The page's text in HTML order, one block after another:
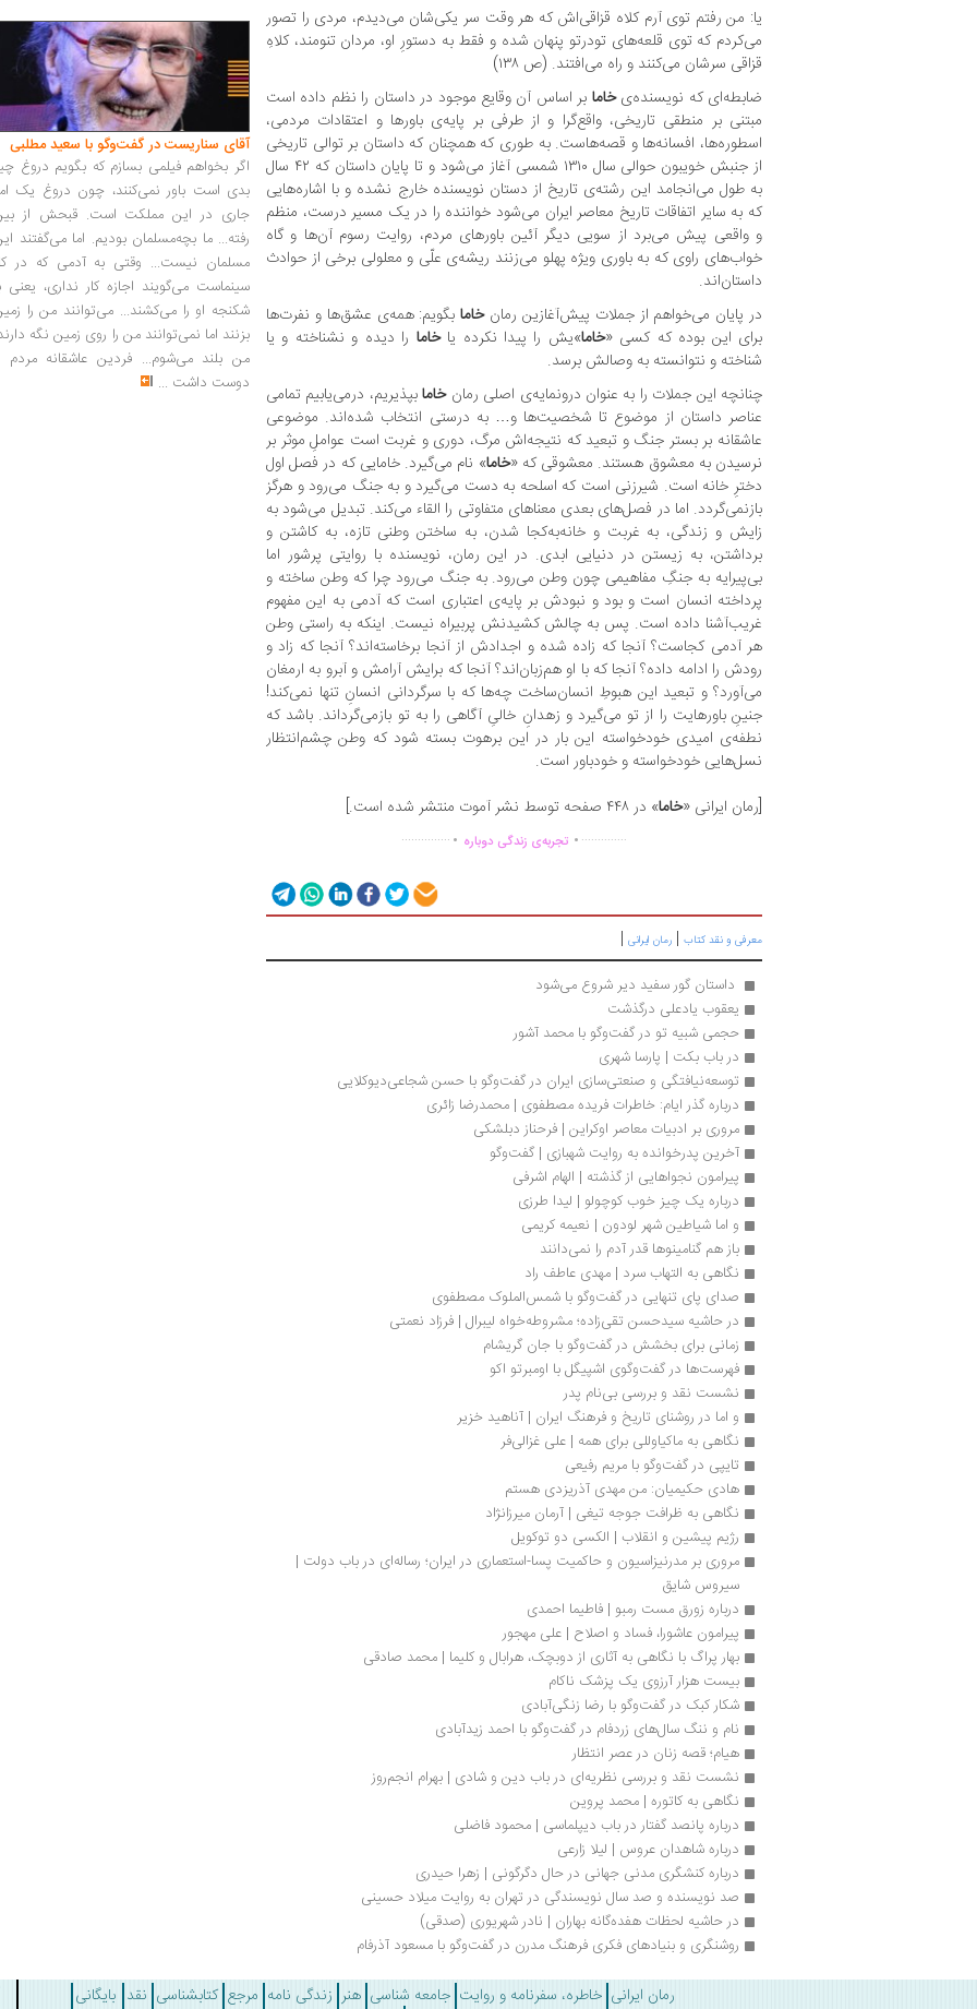
یا: من رفتم توی آرم کلاه قزاقی‌اش که هر وقت سر یکی‌شان می‌دیدم، مردی را تصور
می‌کردم که توی قلعه‌های تودرتو پنهان شده و فقط به دستورِ او، مردان تنومند، کلاهِ
قزاقی سرشان می‌کنند و راه می‌افتند. (ص ۱۳۸)
ضابطه‌ای که نویسنده‌یخاما بر اساس آن وقایع موجود در داستان را نظم داده است
مبتنی بر منطقی تاریخی، واقع‌گرا و از طرفی بر پایه‌ی باورها و اعتقادات مردمی،
اسطوره‌ها، افسانه‌ها و قصه‌هاست. به طوری که همچنان که داستان بر توالی تاریخی
از جنبش خویبون حوالی سال ۱۳۱۰ شمسی آغاز می‌شود و تا پایان داستان که ۴۲ سال
به طول می‌انجامد این رشته‌ی تاریخ از دستان نویسنده خارج نشده و با اشاره‌هایی
که به سایر اتفاقات تاریخ معاصر ایران می‌شود خواننده را در یک مسیر درست، منظم
و واقعی پیش می‌برد از سویی دیگر آئین باورهای مردم، روایت رسوم آن‌ها و گاه
خواب‌های راوی که به باوری ویژه پهلو می‌زنند ریشه‌ی علّی و معلولی برخی از حوادث
داستان‌اند.
در پایان می‌خواهم از جملات پیش‌آغازین رمان خامابگویم: همه‌ی عشق‌ها و نفرت‌ها
برای این بوده که کسی «خاما»یش را پیدا نکرده یاخاما را دیده و نشناخته و یا
شناخته و نتوانسته به وصالش برسد.
چنانچه این جملات را به عنوان درونمایه‌ی اصلی رمانخامابپذیریم، درمی‌یابیم تمامی
عناصر داستان از موضوع تا شخصیت‌ها و… به درستی انتخاب شده‌اند. موضوعی
عاشقانه بر بستر جنگ و تبعید که نتیجه‌اش مرگ، دوری و غربت است عواملِ موثر بر
نرسیدن به معشوق هستند. معشوقی که «خاما» نام می‌گیرد. خامایی که در فصل اول
دخترِ خانه است. شیرزنی است که اسلحه به دست می‌گیرد و به جنگ می‌رود و هرگز
بازنمی‌گردد. اما در فصل‌های بعدی معناهای متفاوتی را القاء می‌کند. تبدیل می‌شود به
زایش و زندگی، به غربت و خانه‌به‌کجا شدن، به ساختن وطنی تازه، به کاشتن و
برداشتن، به زیستن در دنیایی ابدی. در این رمان، نویسنده با روایتی پرشور اما
بی‌پیرایه به جنگِ مفاهیمی چون وطن می‌رود. به جنگ می‌رود چرا که وطن ساخته و
پرداخته انسان است و بود و نبودش بر پایه‌ی اعتباری است که آدمی به این مفهوم
غریب‌آشنا داده است. پس به چالش کشیدنش پربیراه نیست. اینکه به راستی وطن
هر آدمی کجاست؟ آنجا که زاده شده و اجدادش از آنجا برخاسته‌اند؟ آنجا که زاد و
رودش را ادامه داده؟ آنجا که با او هم‌زبان‌اند؟ آنجا که برایش آرامش و آبرو به ارمغان
می‌آورد؟ و تبعید این هبوطِ انسان‌ساخت چه‌ها که با سرگردانی انسانِ تنها نمی‌کند!
جنینِ باورهایت را از تو می‌گیرد و زهدانِ خالیِ آگاهی را به تو بازمی‌گرداند. باشد که
نطفه‌ی امیدی خودخواسته این بار در این برهوت بسته شود که وطن چشم‌انتظار
نسل‌هایی خودخواسته و خودباور است.
[رمان ایرانی «خاما» در ۴۴۸ صفحه توسط نشر آموت منتشر شده است.]
................ تجربه‌ی زندگی دوباره...............
معرفی و نقد کتاب | رمان ایرانی |
داستان گور سفید دیر شروع می‌شود
یعقوب یادعلی درگذشت
حجمی شبیه تو در گفت‌وگو با محمد آشور
در باب بکت | پارسا شهری
توسعه‌نیافتگی و صنعتی‌سازی ایران در گفت‌وگو با حسن شجاعی‌دیوکلایی
درباره گذر ایام: خاطرات فریده مصطفوی | محمدرضا زائری
مروری بر ادبیات معاصر اوکراین | فرحناز دبلشکی
آخرین پدرخوانده به روایت شهبازی | گفت‌وگو
پیرامون نجواهایی از گذشته | الهام اشرفی
درباره یک چیز خوب کوچولو | لیدا طرزی
و اما شیاطین شهر لودون | نعیمه کریمی
باز هم گنامینوها قدر آدم را نمی‌دانند
نگاهی به التهاب سرد | مهدی عاطف راد
صدای پای تنهایی در گفت‌وگو با شمس‌الملوک مصطفوی
در حاشیه سیدحسن تقی‌زاده؛ مشروطه‌خواه لیبرال | فرزاد نعمتی
زمانی برای بخشش در گفت‌وگو با جان گریشام
فهرست‌ها در گفت‌وگوی اشپیگل با اومبرتو اکو
نشست نقد و بررسی بی‌نام پدر
و اما در روشنای تاریخ و فرهنگ ایران | آناهید خزیر
نگاهی به ماکیاوللی برای همه | علی غزالی‌فر
تایپی در گفت‌وگو با مریم رفیعی
هادی حکیمیان: من مهدی آذریزدی هستم
نگاهی به ظرافت جوجه تیغی | آرمان میرزانژاد
رژیم پیشین و انقلاب | الکسی دو توکویل
سیروس شایق
درباره زورق مست رمبو | فاطیما احمدی
پیرامون عاشورا، فساد و اصلاح | علی مهجور
بهار پراگ با نگاهی به آثاری از دوبچک، هرابال و کلیما | محمد صادقی
بیست هزار آرزوی یک پزشک ناکام
شکار کبک در گفت‌وگو با رضا زنگی‌آبادی
نام و ننگ سال‏‌های زردفام در گفت‌وگو با احمد زیدآبادی
هیام؛ قصه زنان در عصر انتظار
نشست نقد و بررسی نظریه‌ای در باب دین و شادی | بهرام انجم‌روز
نگاهی به کاتوره | محمد پروین
درباره پانصد گفتار در باب دیپلماسی | محمود فاضلی
درباره شاهدان عروس | لیلا زارعی
درباره کنشگری مدنی جهانی در حال دگرگونی | زهرا حیدری
صد نویسنده و صد سال نویسندگی در تهران به روایت میلاد حسینی
در حاشیه لحظات هفده‌گانه بهاران | نادر شهریوری (صدقی)
روشنگری و بنیادهای فکری فرهنگ مدرن در گفت‌وگو با مسعود آذرفام
آقای سناریست در گفت‌وگو با سعید مطلبی
اگر بخواهم فیلمی بسازم که بگویم دروغ
بدی است باور نمی‌کنند، چون دروغ یک
جاری در این مملکت است. قبحش از
رفته... ما بچه‌مسلمان بودیم. اما می‌گفتند
مسلمان نیست... وقتی به آدمی که در
سینماست می‌گویند اجازه کار نداری، یعنی
شکنجه او را می‌کشند... می‌توانند من را
بزنند اما نمی‌توانند من را روی زمین نگه
من بلند می‌شوم... فردین عاشقانه مردم
دوست داشت ...
رمان ایرانی خاطره، سفرنامه و روایت جامعه شناسی هنر زندگی نامه مرجع کتابشناسی نقد بایگانی